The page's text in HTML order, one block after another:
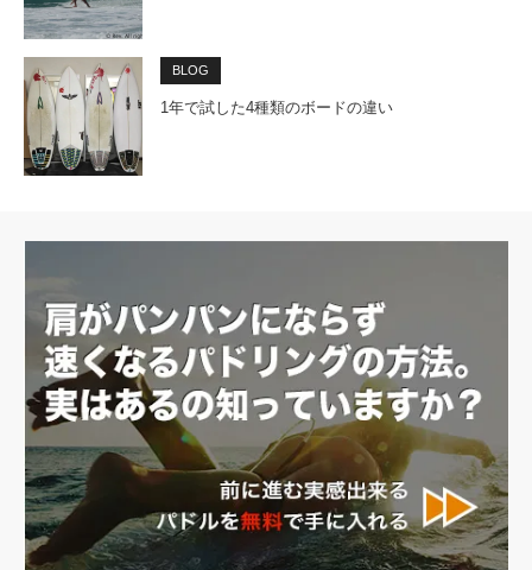
BLOG
1年で試した4種類のボードの違い